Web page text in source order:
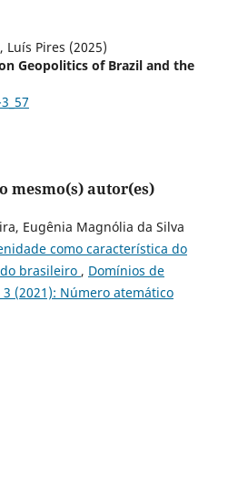
Luís Pires (2025)
Geopolitics of Brazil and the
mesmo(s) autor(es)
Eugênia Magnólia da Silva
como característica do
brasileiro , Domínios de
(2021): Número atemático